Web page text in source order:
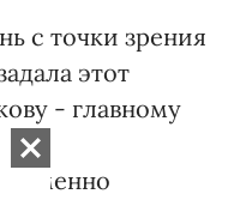
с точки зрения
этот
- главному